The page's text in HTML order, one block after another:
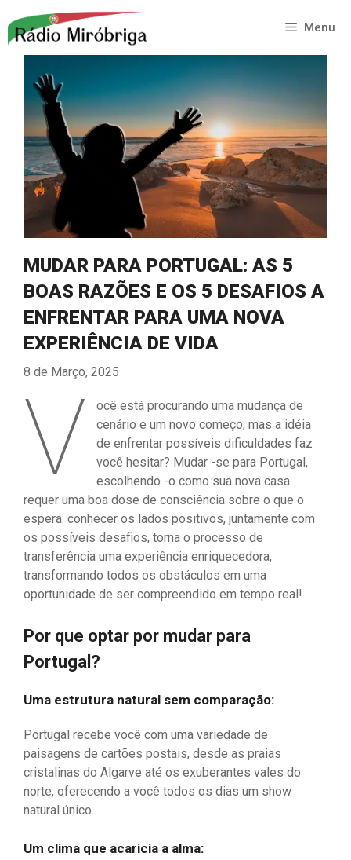
para
Menu
MUDAR PARA PORTUGAL: AS 5
BOAS RAZÕES E OS 5 DESAFIOS A
ENFRENTAR PARA UMA NOVA
EXPERIÊNCIA DE VIDA
8 de Março, 2025
V
ocê está procurando uma mudança de
cenário e um novo começo, mas a idéia
de enfrentar possíveis dificuldades faz
você hesitar? Mudar -se para Portugal,
escolhendo -o como sua nova casa
requer uma boa dose de consciência sobre o que o
espera: conhecer os lados positivos, juntamente com
os possíveis desafios, torna o processo de
transferência uma experiência enriquecedora,
transformando todos os obstáculos em uma
oportunidade de ser compreendido em tempo real!
Por que optar por mudar para
Portugal?
Uma estrutura natural sem comparação:
Portugal recebe você com uma variedade de
paisagens de cartões postais, desde as praias
cristalinas do Algarve até os exuberantes vales do
norte, oferecendo a você todos os dias um show
natural único.
Um clima que acaricia a alma: